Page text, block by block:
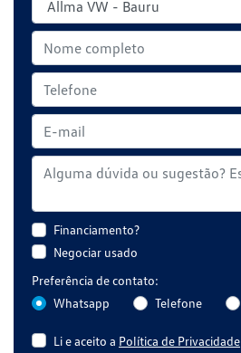
Financiamento?
Negociar usado
Preferência de contato:
Whatsapp
Telefone
Li e aceito a Política de Privacidade